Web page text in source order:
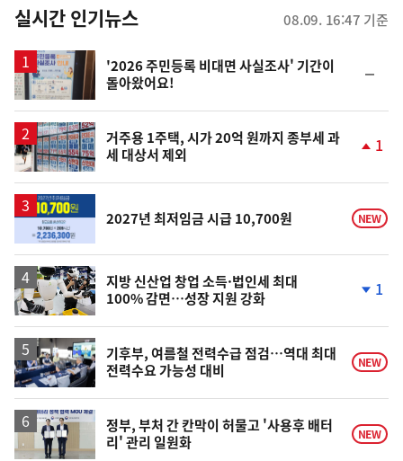
뉴
스
실시간 인기뉴스 08.09. 16:47 기준
'2026 주민등록 비대면 사실조사' 기간이
돌아왔어요!
일
거주용 1주택, 시가 20억 원까지 종부세 과
세 대상서 제외
상
승
1
2027년 최저임금 시급 10,700원 NEW
지방 신산업 창업 소득·법인세 최대
100% 감면…성장 지원 강화
하
락
1
기후부, 여름철 전력수급 점검…역대 최대
전력수요 가능성 대비
NEW
정부, 부처 간 칸막이 허물고 '사용후 배터
리' 관리 일원화
NEW